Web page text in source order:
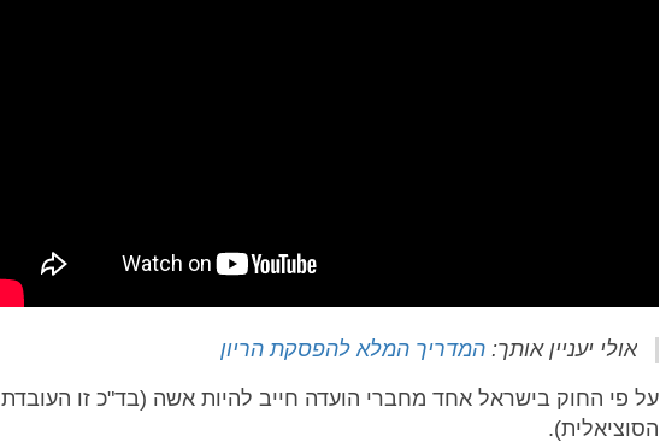
אולי יעניין אותך: המדריך המלא להפסקת הריון
על פי החוק בישראל אחד מחברי הועדה חייב להיות אשה (בד"כ זו העובדת
הסוציאלית).